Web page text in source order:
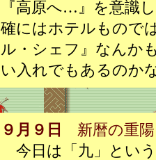
『高原へ…』を意識
確にはホテルもので
ル・シェフ』なんか
い入れでもあるのか
９月９日
新暦の重陽
今日は「九」とい